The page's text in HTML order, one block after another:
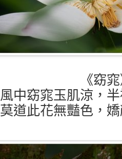
《窈
風中窈窕玉肌涼，
莫道此花無豔色，